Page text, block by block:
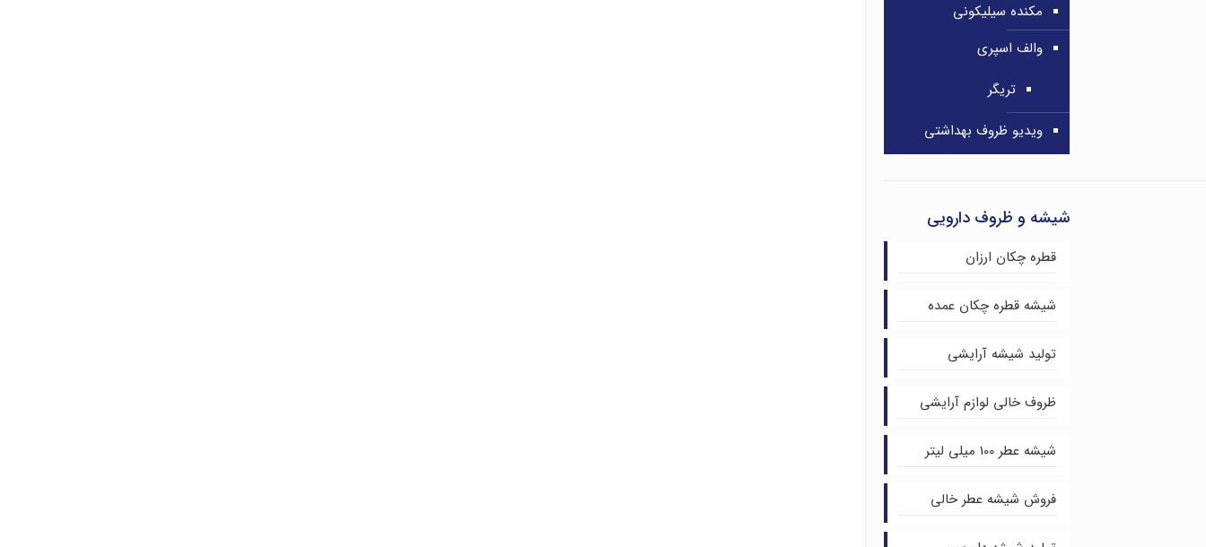
مکنده سیلیکونی
والف اسپری
تریگر
ویدیو ظروف بهداشتی
شیشه و ظروف دارویی
قطره چکان ارزان
شیشه قطره چکان عمده
تولید شیشه آرایشی
ظروف خالی لوازم آرایشی
شیشه عطر 100 میلی لیتر
فروش شیشه عطر خالی